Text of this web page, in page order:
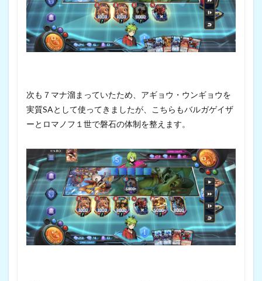
次も７マナ溜まっていたため、アギョウ・ウンギョウを
実質SAとして使ってきましたが、こちらもバルガゲイザ
ーとロマノフ１世で磐石の体制を整えます。